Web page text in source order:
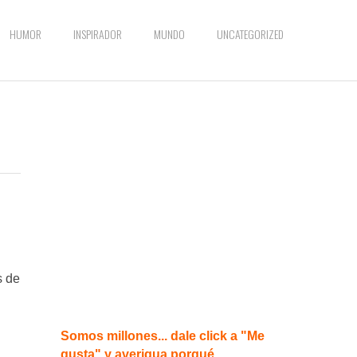
HUMOR INSPIRADOR MUNDO UNCATEGORIZED
de
Somos millones... dale click a "Me
gusta" y averigua porqué